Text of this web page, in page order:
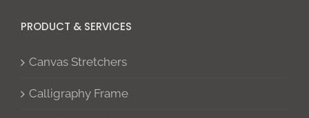
PRODUCT & SERVICES
Canvas Stretchers
Calligraphy Frame